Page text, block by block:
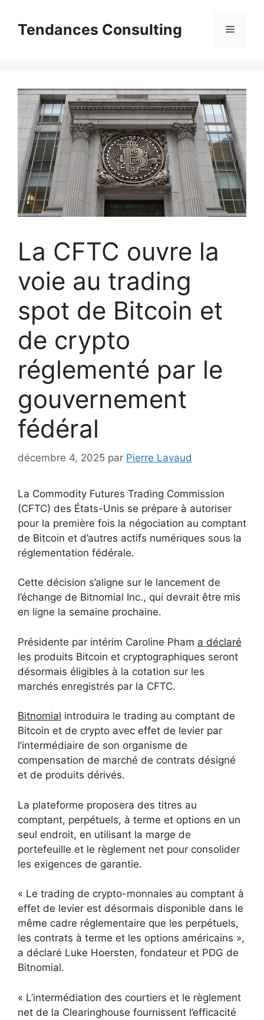
contenuTendances Consulting Menu
La CFTC ouvre la
voie au trading
spot de Bitcoin et
de crypto
réglementé par le
gouvernement
fédéral
décembre 4, 2025 par Pierre Lavaud
La Commodity Futures Trading Commission
(CFTC) des États-Unis se prépare à autoriser
pour la première fois la négociation au comptant
de Bitcoin et d’autres actifs numériques sous la
réglementation fédérale.
Cette décision s’aligne sur le lancement de
l’échange de Bitnomial Inc., qui devrait être mis
en ligne la semaine prochaine.
Présidente par intérim Caroline Pham a déclaré
les produits Bitcoin et cryptographiques seront
désormais éligibles à la cotation sur les
marchés enregistrés par la CFTC.
Bitnomial introduira le trading au comptant de
Bitcoin et de crypto avec effet de levier par
l’intermédiaire de son organisme de
compensation de marché de contrats désigné
et de produits dérivés.
La plateforme proposera des titres au
comptant, perpétuels, à terme et options en un
seul endroit, en utilisant la marge de
portefeuille et le règlement net pour consolider
les exigences de garantie.
« Le trading de crypto-monnaies au comptant à
effet de levier est désormais disponible dans le
même cadre réglementaire que les perpétuels,
les contrats à terme et les options américains »,
a déclaré Luke Hoersten, fondateur et PDG de
Bitnomial.
« L’intermédiation des courtiers et le règlement
net de la Clearinghouse fournissent l’efficacité